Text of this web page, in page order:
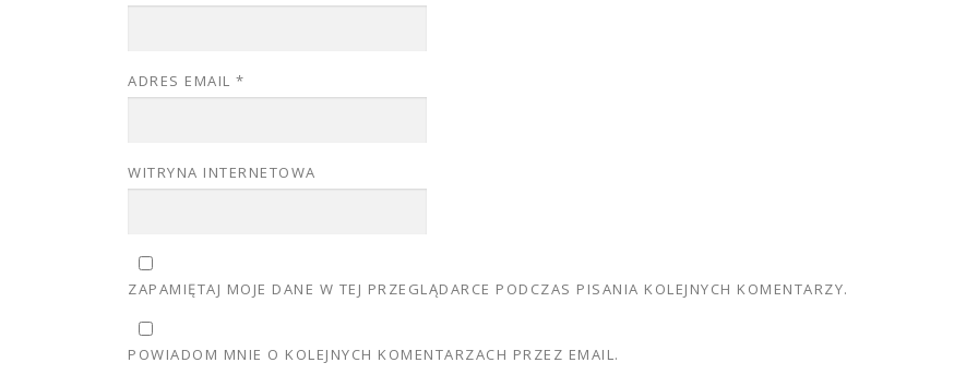
ADRES EMAIL *
WITRYNA INTERNETOWA
ZAPAMIĘTAJ MOJE DANE W TEJ PRZEGLĄDARCE PODCZAS PISANIA KOLEJNYCH KOMENTARZY.
POWIADOM MNIE O KOLEJNYCH KOMENTARZACH PRZEZ EMAIL.